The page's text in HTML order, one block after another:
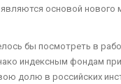
являются основой нового
бы посмотреть в
индексным фондам
долю в российских